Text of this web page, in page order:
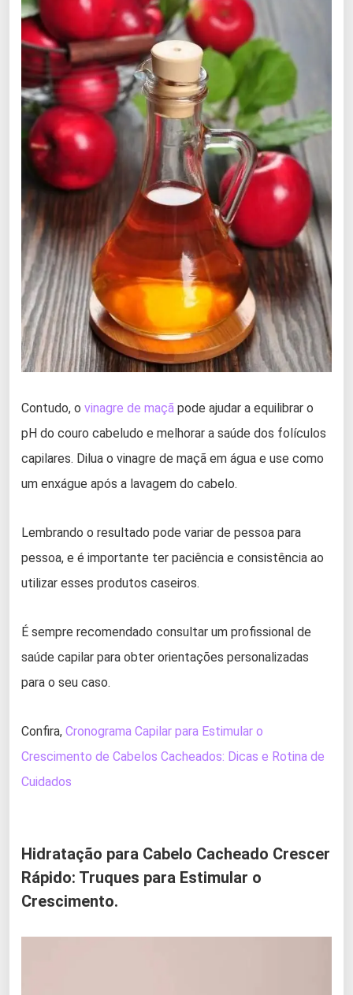
Contudo, o vinagre de maçã pode ajudar a equilibrar o
pH do couro cabeludo e melhorar a saúde dos folículos
capilares. Dilua o vinagre de maçã em água e use como
um enxágue após a lavagem do cabelo.
Lembrando o resultado pode variar de pessoa para
pessoa, e é importante ter paciência e consistência ao
utilizar esses produtos caseiros.
É sempre recomendado consultar um profissional de
saúde capilar para obter orientações personalizadas
para o seu caso.
Confira, Cronograma Capilar para Estimular o
Crescimento de Cabelos Cacheados: Dicas e Rotina de
Cuidados
Hidratação para Cabelo Cacheado Crescer
Rápido: Truques para Estimular o
Crescimento.